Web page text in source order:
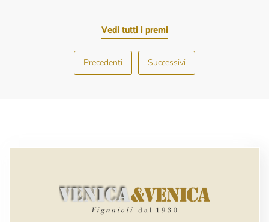
Vedi tutti i premi
Precedenti Successivi